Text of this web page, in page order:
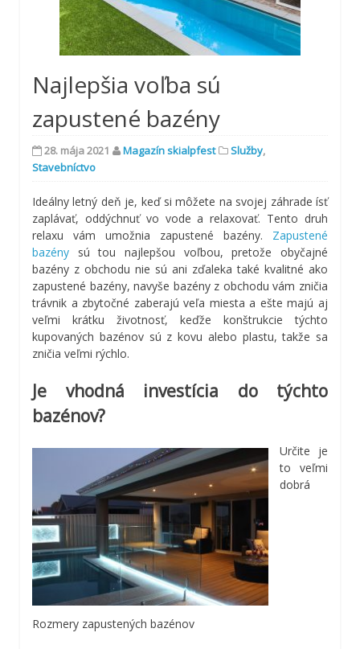
Najlepšia voľba sú
zapustené bazény
28. mája 2021 Magazín skialpfest Služby,
Stavebníctvo
Ideálny letný deň je, keď si môžete na svojej záhrade ísť
zaplávať, oddýchnuť vo vode a relaxovať. Tento druh
relaxu vám umožnia zapustené bazény. Zapustené
bazény sú tou najlepšou voľbou, pretože obyčajné
bazény z obchodu nie sú ani zďaleka také kvalitné ako
zapustené bazény, navyše bazény z obchodu vám zničia
trávnik a zbytočné zaberajú veľa miesta a ešte majú aj
veľmi krátku životnosť, keďže konštrukcie týchto
kupovaných bazénov sú z kovu alebo plastu, takže sa
zničia veľmi rýchlo.
Je vhodná investícia do týchto
bazénov?
Rozmery zapustených bazénov
Určite je
to veľmi
dobrá